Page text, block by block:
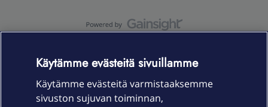
Käytämme evästeitä sivuillamme
Käytämme evästeitä varmistaaksemme
sivuston sujuvan toiminnan,